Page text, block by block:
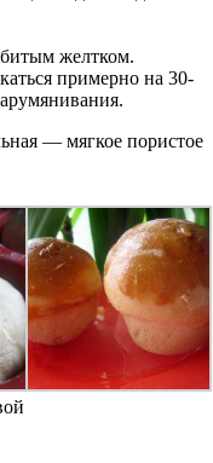
желтком.
примерно на 30-
— мягкое пористое